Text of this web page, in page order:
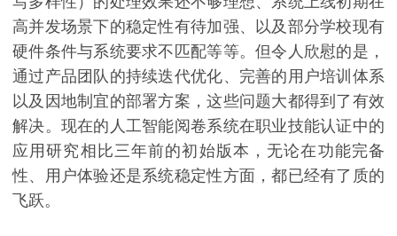
高并发场景下的稳定性有待加强、以及部分学校现有
硬件条件与系统要求不匹配等等。但令人欣慰的是，
通过产品团队的持续迭代优化、完善的用户培训体系
以及因地制宜的部署方案，这些问题大都得到了有效
解决。现在的人工智能阅卷系统在职业技能认证中的
应用研究相比三年前的初始版本，无论在功能完备
性、用户体验还是系统稳定性方面，都已经有了质的
飞跃。